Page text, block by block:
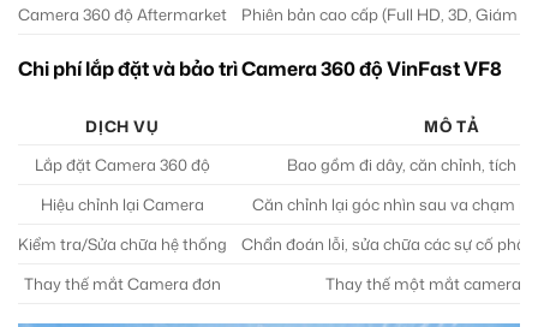
Camera 360 độ Aftermarket
Phiên bản cao cấp (Full HD, 3D, Giám
Chi phí lắp đặt và bảo trì Camera 360 độ VinFast VF8
DỊCH VỤ
MÔ TẢ
Lắp đặt Camera 360 độ
Bao gồm đi dây, căn chỉnh, tích
Hiệu chỉnh lại Camera
Căn chỉnh lại góc nhìn sau va chạm
Kiểm tra/Sửa chữa hệ thống
Chẩn đoán lỗi, sửa chữa các sự cố
Thay thế mắt Camera đơn
Thay thế một mắt camera